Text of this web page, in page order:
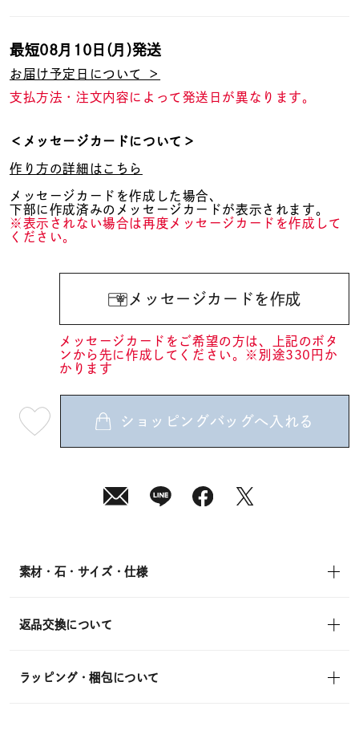
最短08月10日(月)発送
お届け予定日について ＞
支払方法・注文内容によって発送日が異なります。
＜メッセージカードについて＞
作り方の詳細はこちら
メッセージカードを作成した場合、
下部に作成済みのメッセージカードが表示されます。
※表示されない場合は再度メッセージカードを作成して
ください。
メッセージカードを作成
メッセージカードをご希望の方は、上記のボタ
ンから先に作成してください。※別途330円か
かります
08
ショッピングバッグへ入れる
素材・石・サイズ・仕様
返品交換について
ラッピング・梱包について